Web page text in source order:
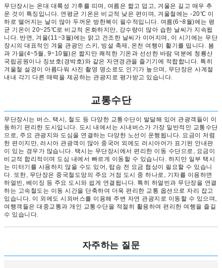
무단장시는 온대 대륙성 기후를 띠며, 여름은 짧고 덥고, 겨울은 길고 매우 추
운 것이 특징입니다. 연평균 기온은 비교적 낮은 편이며, 겨울철에는 -20℃ 이
하로 떨어지는 날이 많아 두꺼운 방한복이 필수적입니다. 여름(6~8월)에는 평
균 기온이 20~25℃로 비교적 온화하지만, 강수량이 많아 습한 날씨가 지속됩
니다. 반면, 겨울(11~3월)에는 맑고 건조한 날씨가 이어지며, 이 시기에는 무단
장시의 대표적인 겨울 관광인 스키, 빙설 축제, 온천 여행이 활기를 띱니다. 봄
과 가을(4~5월, 9~10월)은 짧지만 쾌적한 기온과 선선한 바람 덕분에 청룡산
국립공원이나 징보호(경박호)와 같은 자연경관을 즐기기에 적합합니다. 특히
겨울철 설경이 아름다워 사진 촬영 명소로도 인기가 높으며, 무단장은 사계절
내내 각기 다른 매력을 제공하는 관광지로 평가받고 있습니다.
교통수단
무단장시는 버스, 택시, 철도 등 다양한 교통수단이 발달해 있어 관광객들이 이
동하기 편리한 도시입니다. 도시 내에서는 시내버스가 가장 일반적인 교통수단
으로, 주요 관광지와 도심을 연결하는 다양한 노선이 운행됩니다. 요금이 저렴
한 편이지만, 러시아 관광객이 많아 중국어 외에도 러시아어가 표기된 안내판
이 있는 경우가 많습니다. 택시는 무단장시에서 편리한 이동 수단으로, 요금이
비교적 합리적이며 도심 내에서 빠르게 이동할 수 있습니다. 하지만 일부 택시
는 미터기를 사용하지 않을 수도 있어, 탑승 전 요금 협상이 필요할 수 있습니
다. 또한, 무단장은 중국철도망의 주요 거점 도시 중 하나로, 기차를 이용하면
하얼빈, 베이징 등 주요 도시와 쉽게 연결됩니다. 특히 하얼빈과 무단장을 연결
하는 고속철도는 이동 시간을 단축하여 더욱 편리한 교통 옵션으로 자리 잡고
있습니다. 이 외에도 시외버스를 이용해 주변 자연 관광지로 이동할 수 있으며,
여행객들은 대중교통과 개인 교통수단을 적절히 활용하여 편리한 여행을 즐길
수 있습니다.
자주하는 질문